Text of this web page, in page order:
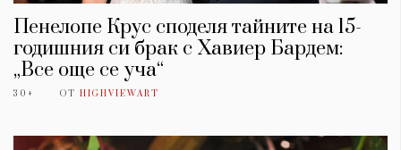
Пенелопе Крус споделя тайните на 15-
годишния си брак с Хавиер Бардем:
„Все още се уча“
30+ ОТ HIGHVIEWART